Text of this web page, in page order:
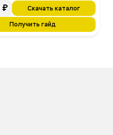
₽ Скачать каталог
Получить гайд